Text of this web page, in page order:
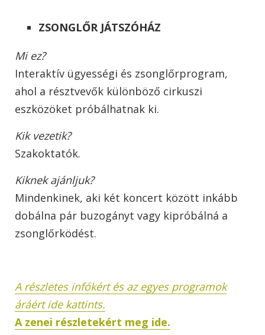
ZSONGLŐR JÁTSZÓHÁZ
Mi ez?
Interaktív ügyességi és zsonglőrprogram,
ahol a résztvevők különböző cirkuszi
eszközöket próbálhatnak ki.
Kik vezetik?
Szakoktatók.
Kiknek ajánljuk?
Mindenkinek, aki két koncert között inkább
dobálna pár buzogányt vagy kipróbálná a
zsonglőrködést.
A részletes infókért és az egyes programok
áráért ide kattints.
A zenei részletekért meg ide.